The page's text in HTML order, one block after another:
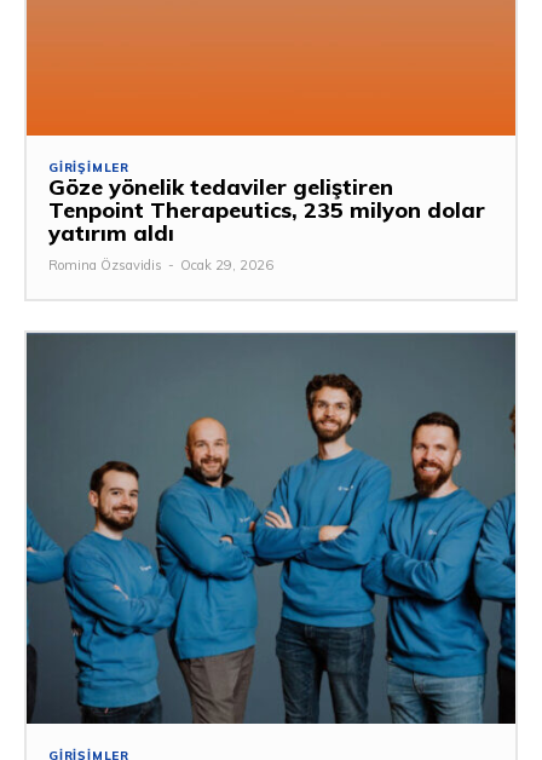
GIRIŞIMLER
Göze yönelik tedaviler geliştiren
Tenpoint Therapeutics, 235 milyon dolar
yatırım aldı
Romina Özsavidis - Ocak 29, 2026
GIRIŞIMLER